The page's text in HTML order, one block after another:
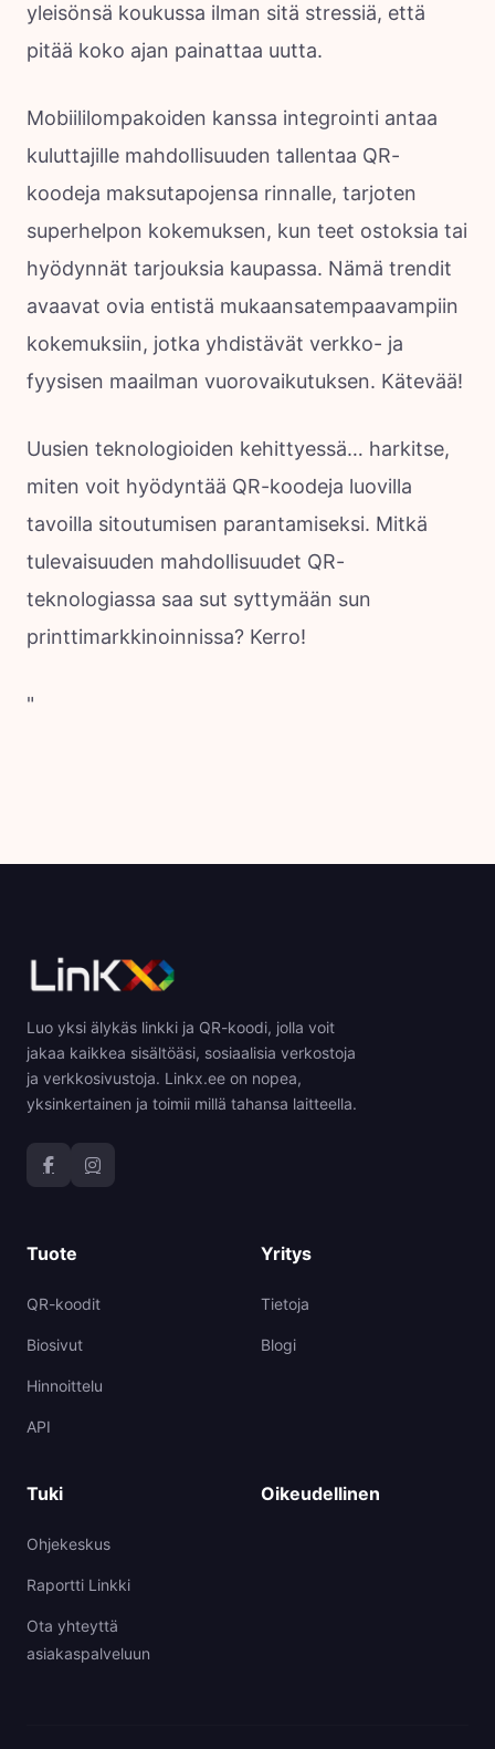
yleisönsä koukussa ilman sitä stressiä, että
pitää koko ajan painattaa uutta.
Mobiililompakoiden kanssa integrointi antaa
kuluttajille mahdollisuuden tallentaa QR-
koodeja maksutapojensa rinnalle, tarjoten
superhelpon kokemuksen, kun teet ostoksia tai
hyödynnät tarjouksia kaupassa. Nämä trendit
avaavat ovia entistä mukaansatempaavampiin
kokemuksiin, jotka yhdistävät verkko- ja
fyysisen maailman vuorovaikutuksen. Kätevää!
Uusien teknologioiden kehittyessä… harkitse,
miten voit hyödyntää QR-koodeja luovilla
tavoilla sitoutumisen parantamiseksi. Mitkä
tulevaisuuden mahdollisuudet QR-
teknologiassa saa sut syttymään sun
printtimarkkinoinnissa? Kerro!
"
Luo yksi älykäs linkki ja QR-koodi, jolla voit
jakaa kaikkea sisältöäsi, sosiaalisia verkostoja
ja verkkosivustoja. Linkx.ee on nopea,
yksinkertainen ja toimii millä tahansa laitteella.
Tuote
QR-koodit
Biosivut
Hinnoittelu
API
Yritys
Tietoja
Blogi
Tuki
Ohjekeskus
Raportti Linkki
Ota yhteyttä
asiakaspalveluun
Oikeudellinen